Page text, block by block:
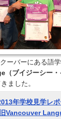
ーバーにある語
ブイジーシー・
ました。
年学校見学レ
Vancouver